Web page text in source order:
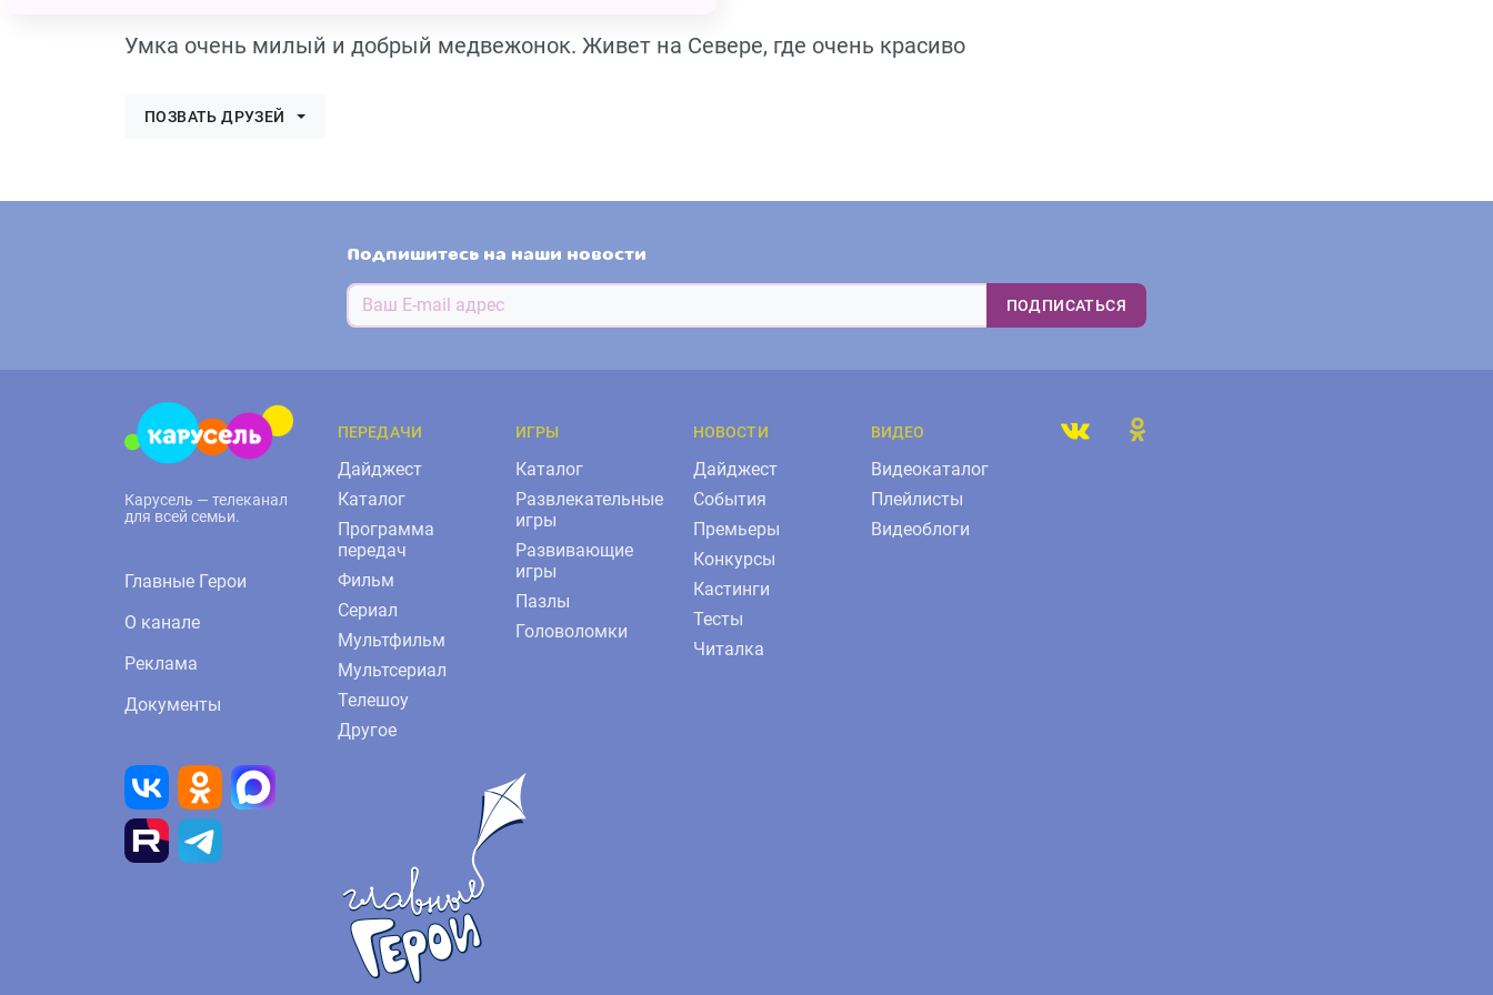
Умка очень милый и добрый медвежонок. Живет на Севере, где очень красиво
ПОЗВАТЬ ДРУЗЕЙ
Подпишитесь на наши новости
ПОДПИСАТЬСЯ
Карусель — телеканал
для всей семьи.
Главные Герои
О канале
Реклама
Документы
ПЕРЕДАЧИ
Дайджест
Каталог
Программа
передач
Фильм
Сериал
Мультфильм
Мультсериал
Телешоу
Другое
ИГРЫ
Каталог
Развлекательные
игры
Развивающие
игры
Пазлы
Головоломки
НОВОСТИ
Дайджест
События
Премьеры
Конкурсы
Кастинги
Тесты
Читалка
ВИДЕО
Видеокаталог
Плейлисты
Видеоблоги